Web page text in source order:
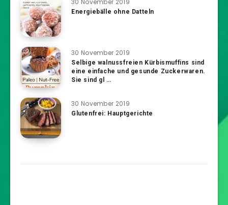
30 November 2019
Energiebälle ohne Datteln
30 November 2019
Selbige walnussfreien Kürbismuffins sind
eine einfache und gesunde Zuckerwaren.
Sie sind gl …
30 November 2019
Glutenfrei: Hauptgerichte